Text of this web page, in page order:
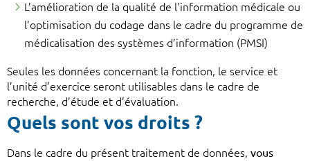
L’amélioration de la qualité de l'information médicale ou
l’optimisation du codage dans le cadre du programme de
médicalisation des systèmes d’information (PMSI)
Seules les données concernant la fonction, le service et
l’unité d’exercice seront utilisables dans le cadre de
recherche, d’étude et d’évaluation.
Quels sont vos droits ?
Dans le cadre du présent traitement de données, vous